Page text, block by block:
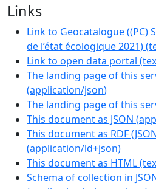
Links
Link to Geocatalogue ((PC)
de l’état écologique 2021)(
Link to open data portal (
The landing page of this
(application/json)
The landing page of this
This document as JSON (
This document as RDF
(application/ld+json)
This document as HTML(
Schema of collection in